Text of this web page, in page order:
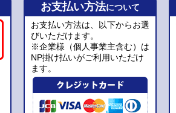
お支払い方法について
お支払い方法は、以下からお選
びいただけます。
※企業様（個人事業主含む）は
NP掛け払いがご利用いただけ
ます。